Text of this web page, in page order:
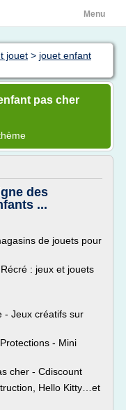
Menu
jouet > jouet enfant
pas cher
des
...
de jouets pour
: jeux et jouets
- Jeux créatifs sur
- Mini
cher - Cdiscount
Hello Kitty…et